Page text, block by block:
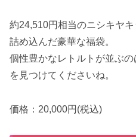
約24,510円相当のニシキヤ
詰め込んだ豪華な福袋。
個性豊かなレトルトが並ぶ
を見つけてくださいね。
価格：20,000円(税込)